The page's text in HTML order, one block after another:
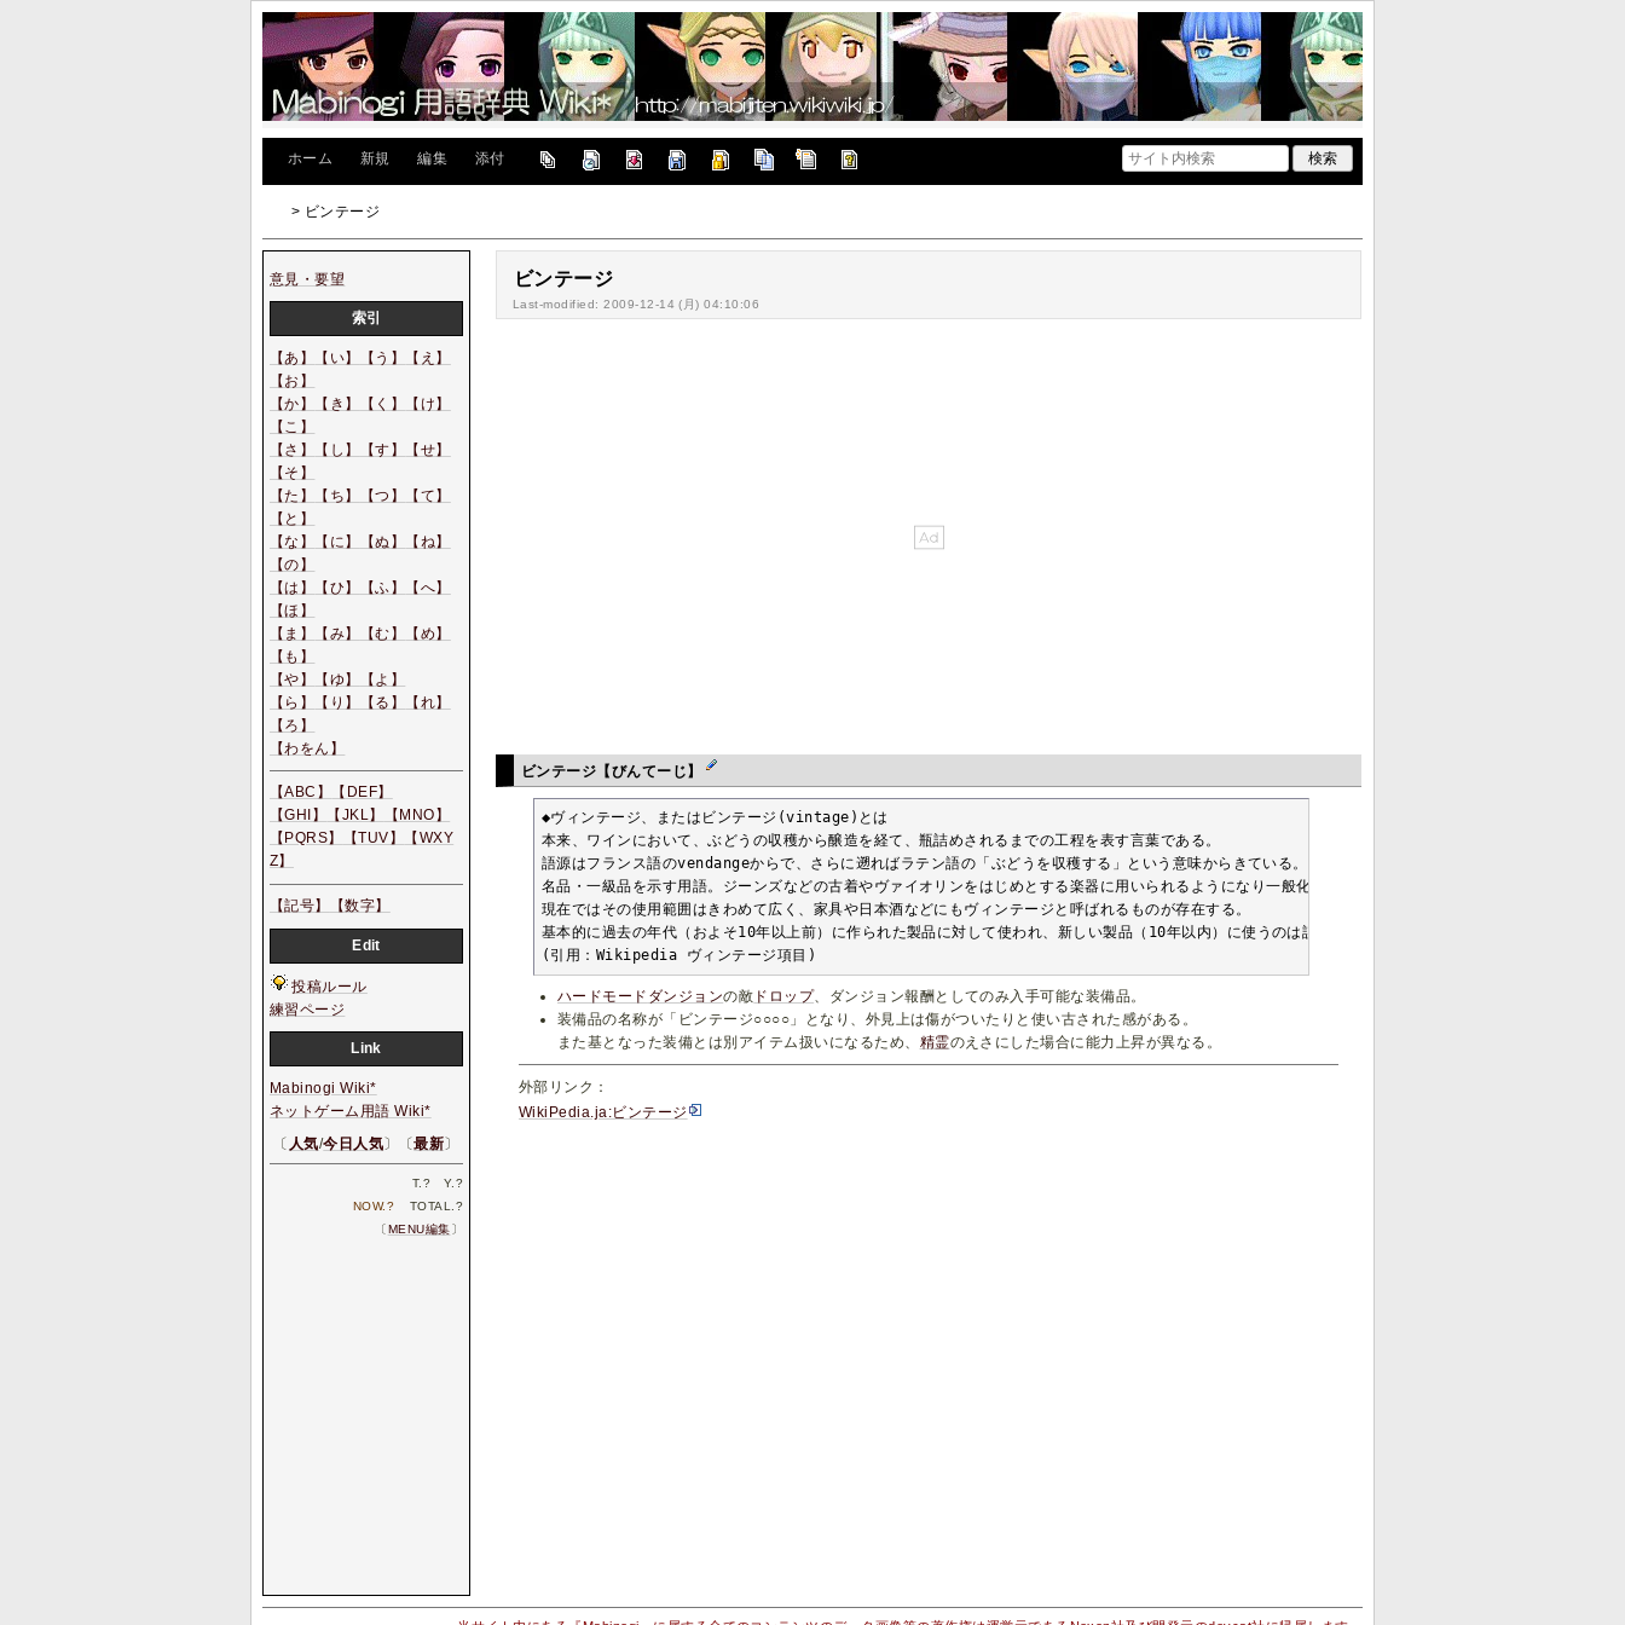
ホーム 新規 編集 添付
> ビンテージ
ビンテージ
Last-modified: 2009-12-14 (月) 04:10:06
ビンテージ【びんてーじ】
◆ヴィンテージ、またはビンテージ(vintage)とは
本来、ワインにおいて、ぶどうの収穫から醸造を経て、瓶詰めされるまでの工程を表す言葉である。
語源はフランス語のvendangeからで、さらに遡ればラテン語の「ぶどうを収穫する」という意味からきている。
名品・一級品を示す用語。ジーンズなどの古着やヴァイオリンをはじめとする楽器に用いられるようになり一般化した。
現在ではその使用範囲はきわめて広く、家具や日本酒などにもヴィンテージと呼ばれるものが存在する。
基本的に過去の年代（およそ10年以上前）に作られた製品に対して使われ、新しい製品（10年以内）に使うのは誤りである。
(引用：Wikipedia ヴィンテージ項目)
ハードモード ダンジョンの敵 ドロップ、ダンジョン報酬としてのみ入手可能な装備品。
装備品の名称が「ビンテージ○○○○」となり、外見上は傷がついたりと使い古された感がある。
また基となった装備とは別アイテム扱いになるため、 精霊のえさにした場合に能力上昇が異なる。
外部リンク：
WikiPedia.ja:ビンテージ
意見・要望
索引
【あ】 【い】 【う】
【え】
【お】
【か】
【き】 【く】
【け】
【こ】
【さ】
【し】 【す】
【せ】
【そ】
【た】
【ち】 【つ】
【て】
【と】
【な】
【に】 【ぬ】
【ね】
【の】
【は】
【ひ】 【ふ】
【へ】
【ほ】
【ま】
【み】 【む】
【め】
【も】
【や】
【ゆ】
【よ】
【ら】
【り】 【る】
【れ】
【ろ】
【わをん】
【ABC】
【DEF】
【GHI】
【JKL】
【MNO】
【PQRS】
【TUV】
【WXY
Z】
【記号】 【数字】
Edit
投稿ルール
練習ページ
Link
Mabinogi Wiki*
ネットゲーム用語 Wiki*
〔 人気/今日人気〕〔最新〕
T. ? Y. ?
NOW.? TOTAL. ?
〔MENU編集〕